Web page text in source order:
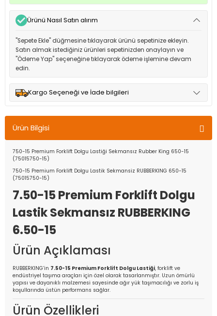
Ürünü Nasıl Satın alırım
"Sepete Ekle" düğmesine tıklayarak ürünü sepetinize ekleyin.
Satın almak istediğiniz ürünleri sepetinizden onaylayın ve
"Ödeme Yap" seçeneğine tıklayarak ödeme işlemine devam
edin.
Kargo Seçeneği ve İade bilgileri
adresinize teslim edilir.
Ürün Bilgisi
750-15 Premium Forklift Dolgu Lastiği Sekmansız Rubber King 650-15
(75015750-15)
750-15 Premium Forklift Dolgu Lastik Sekmansiz RUBBERKING 650-15
(75015750-15)
7.50-15 Premium Forklift Dolgu
Lastik Sekmansız RUBBERKING
6.50-15
Ürün Açıklaması
RUBBERKING’in 7.50-15 Premium Forklift Dolgu Lastiği, forklift ve
endüstriyel taşıma araçları için özel olarak tasarlanmıştır. Uzun ömürlü
yapısı ve dayanıklı malzemesi sayesinde ağır yük taşımacılığı ve zorlu iş
koşullarında üstün performans sağlar.
Ürün Özellikleri